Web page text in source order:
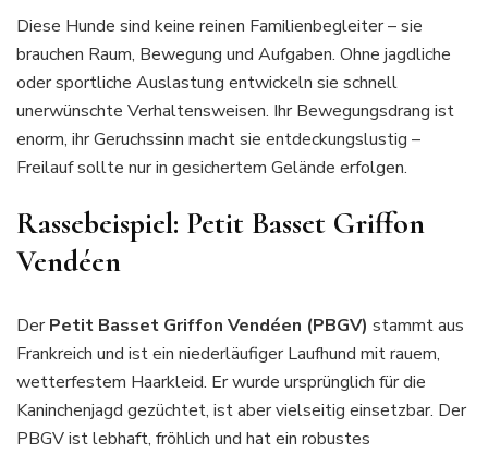
Diese Hunde sind keine reinen Familienbegleiter – sie
brauchen Raum, Bewegung und Aufgaben. Ohne jagdliche
oder sportliche Auslastung entwickeln sie schnell
unerwünschte Verhaltensweisen. Ihr Bewegungsdrang ist
enorm, ihr Geruchssinn macht sie entdeckungslustig –
Freilauf sollte nur in gesichertem Gelände erfolgen.
Rassebeispiel: Petit Basset Griffon
Vendéen
DerPetit Basset Griffon Vendéen (PBGV) stammt aus
Frankreich und ist ein niederläufiger Laufhund mit rauem,
wetterfestem Haarkleid. Er wurde ursprünglich für die
Kaninchenjagd gezüchtet, ist aber vielseitig einsetzbar. Der
PBGV ist lebhaft, fröhlich und hat ein robustes